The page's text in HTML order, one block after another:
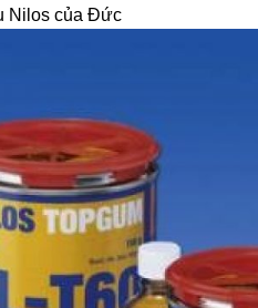
Nilos của Đức